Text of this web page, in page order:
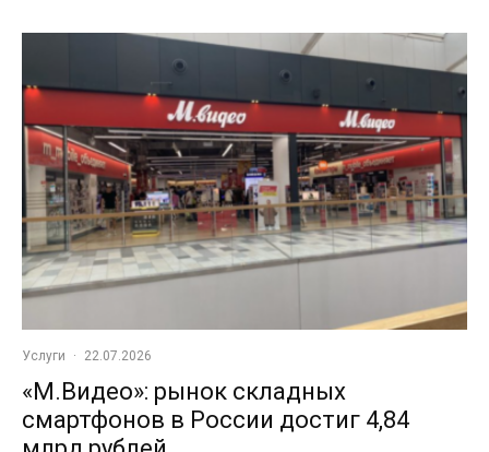
Услуги · 22.07.2026
«М.Видео»: рынок складных
смартфонов в России достиг 4,84